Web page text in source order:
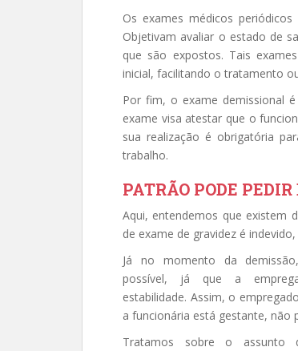
Os exames médicos
Objetivam avaliar o estado de
que são expostos. Tais
inicial, facilitando o tratamento
Por fim, o exame demissional
exame visa atestar que o
sua realização é obrigatória
trabalho.
PATRÃO PODE
Aqui, entendemos que existem
de exame de gravidez é
Já no momento da
possível, já que a
estabilidade. Assim, o
a funcionária está gestante, não
Tratamos sobre o assunto